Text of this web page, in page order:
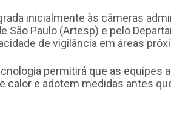
inicialmente às câmeras
São Paulo (Artesp) e pelo
de vigilância em áreas
permitirá que as equipes
calor e adotem medidas antes